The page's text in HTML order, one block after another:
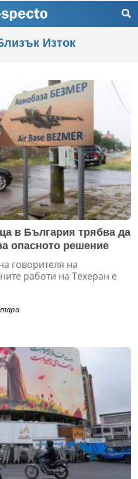
Изток
в България трябва да
опасното решение
говорителя на
работи на Техеран е